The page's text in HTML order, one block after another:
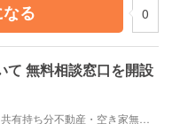
る
0
て 無料相談窓口を開設